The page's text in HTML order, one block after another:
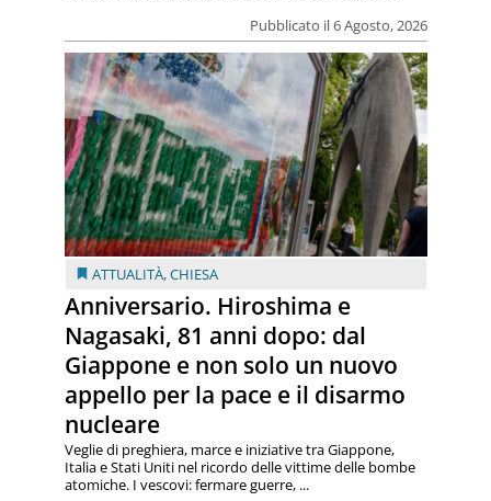
Pubblicato il 6 Agosto, 2026
ATTUALITÀ,CHIESA
Anniversario. Hiroshima e
Nagasaki, 81 anni dopo: dal
Giappone e non solo un nuovo
appello per la pace e il disarmo
nucleare
Veglie di preghiera, marce e iniziative tra Giappone,
Italia e Stati Uniti nel ricordo delle vittime delle bombe
atomiche. I vescovi: fermare guerre, ...